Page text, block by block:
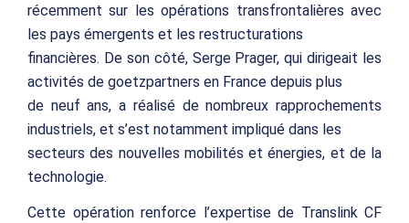
récemment sur les opérations transfrontalières avec
les pays émergents et les restructurations
financières. De son côté, Serge Prager, qui dirigeait les
activités de goetzpartners en France depuis plus
de neuf ans, a réalisé de nombreux rapprochements
industriels, et s’est notamment impliqué dans les
secteurs des nouvelles mobilités et énergies, et de la
technologie.
Cette opération renforce l’expertise de Translink CF